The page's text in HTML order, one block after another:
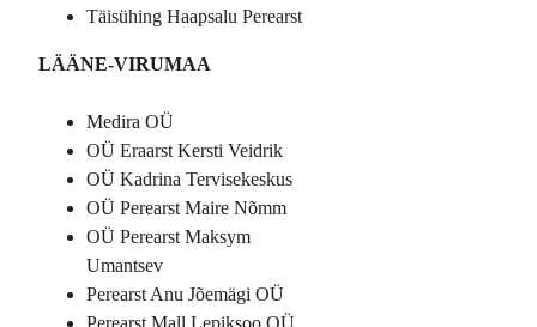
Täisühing Haapsalu Perearst
LÄÄNE-VIRUMAA
Medira OÜ
OÜ Eraarst Kersti Veidrik
OÜ Kadrina Tervisekeskus
OÜ Perearst Maire Nõmm
OÜ Perearst Maksym
Umantsev
Perearst Anu Jõemägi OÜ
Perearst Mall Lepiksoo OÜ